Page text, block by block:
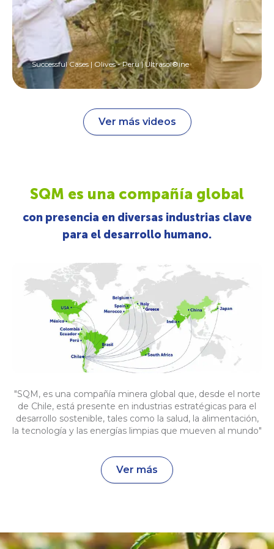
Successful Cases | Olives - Peru | Ultrasol®ine
Ver más videos
SQM es una compañía global
con presencia en diversas industrias clave
para el desarrollo humano.
"SQM, es una compañía minera global que, desde el norte
de Chile, está presente en industrias estratégicas para el
desarrollo sostenible, tales como la salud, la alimentación,
la tecnología y las energías limpias que mueven al mundo"
Ver más